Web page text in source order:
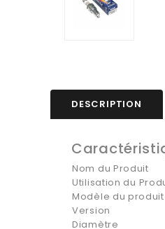
DESCRIPTION
Nom du Produit
Utilisation du
Modèle du produit
Version
Diamètre